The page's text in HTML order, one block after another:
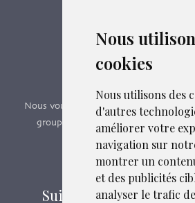
Nous
cookies
Nous utilisons des
d'autres
améliorer votre
navigation sur
montrer un
et des publicités
analyser le trafic
Boutique en
Formations
Nous vous proposons des formations
groupes de pairs - Certificat
Découvrir nos
Suivez-nous sur les